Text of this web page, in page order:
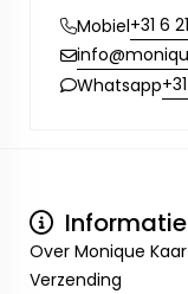
Mobiel+31 6
Whatsapp
Informatie
Over Monique
Verzending